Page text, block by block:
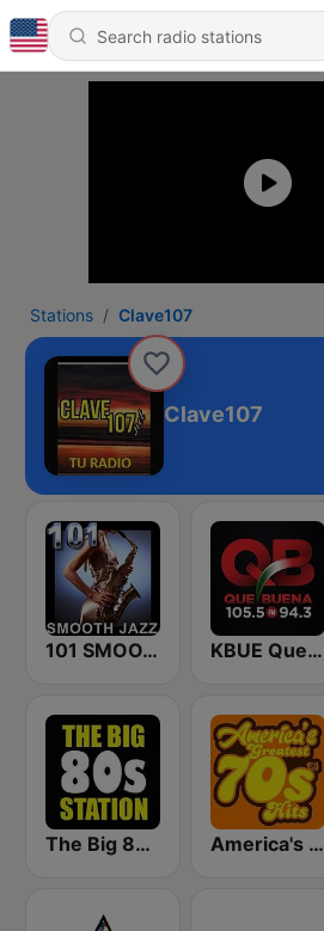
Stations Clave107
Clave107
101 SMOOTH JAZZ KBUE Que Buena 105.5 / 94.3 FM (US Only)
The Big 80s Station America's Greatest 70s Hits